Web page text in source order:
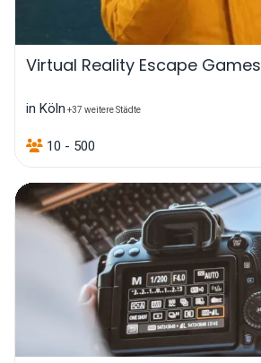
Virtual Reality Escape Games
in Köln +37 weitere Städte
10 - 500